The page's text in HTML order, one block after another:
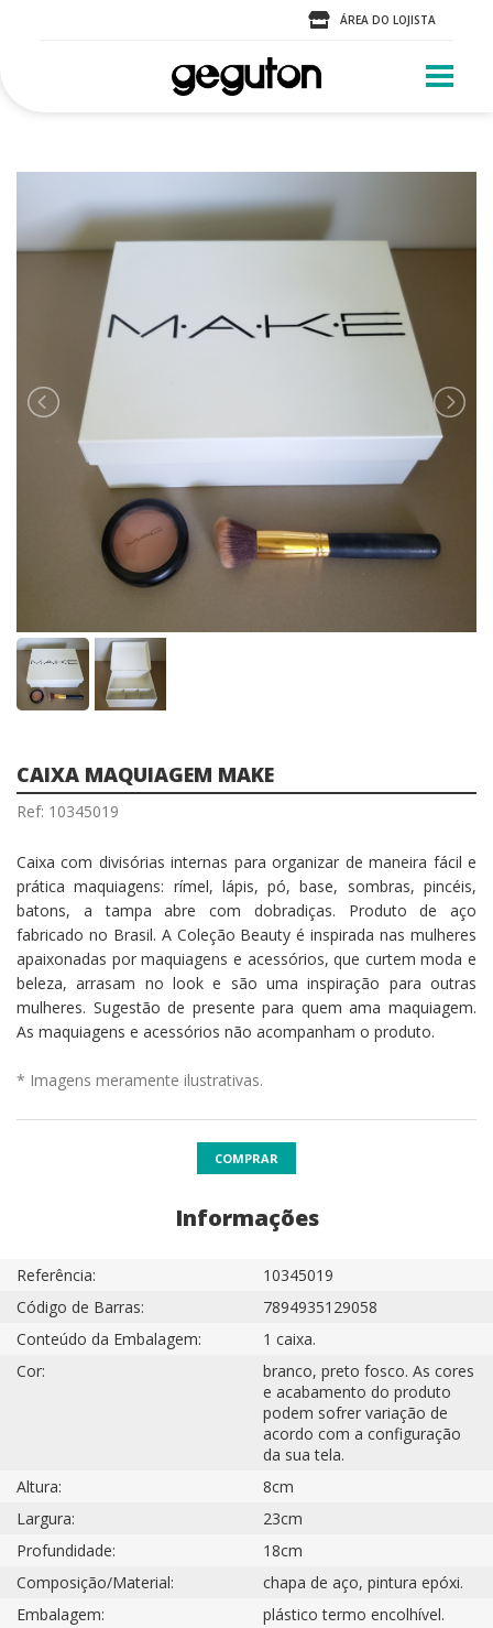
ÁREA DO LOJISTA
CAIXA MAQUIAGEM MAKE
Ref: 10345019
Caixa com divisórias internas para organizar de maneira fácil e
prática maquiagens: rímel, lápis, pó, base, sombras, pincéis,
batons, a tampa abre com dobradiças. Produto de aço
fabricado no Brasil. A Coleção Beauty é inspirada nas mulheres
apaixonadas por maquiagens e acessórios, que curtem moda e
beleza, arrasam no look e são uma inspiração para outras
mulheres. Sugestão de presente para quem ama maquiagem.
As maquiagens e acessórios não acompanham o produto.
* Imagens meramente ilustrativas.
COMPRAR
Informações
Referência:
10345019
Código de Barras:
7894935129058
Conteúdo da Embalagem:
1 caixa.
Cor:
branco, preto fosco. As cores
e acabamento do produto
podem sofrer variação de
acordo com a configuração
da sua tela.
Altura:
8cm
Largura:
23cm
Profundidade:
18cm
Composição/Material:
chapa de aço, pintura epóxi.
Embalagem:
plástico termo encolhível.